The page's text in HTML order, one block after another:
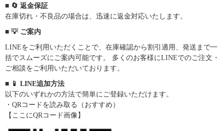
■ 🔄 返金保証
在庫切れ・不良品の場合は、迅速に返金対応いたします。
■ 💡 ご案内
LINEをご利用いただくことで、在庫確認から割引適用、発送まで一
括でスムーズにご案内可能です。 多くのお客様にLINEでのご注文・
ご相談をご利用いただいております。
■ 📱 LINE追加方法
以下のいずれかの方法で簡単にご登録いただけます。
・QRコードを読み取る（おすすめ）
【ここにQRコード画像】